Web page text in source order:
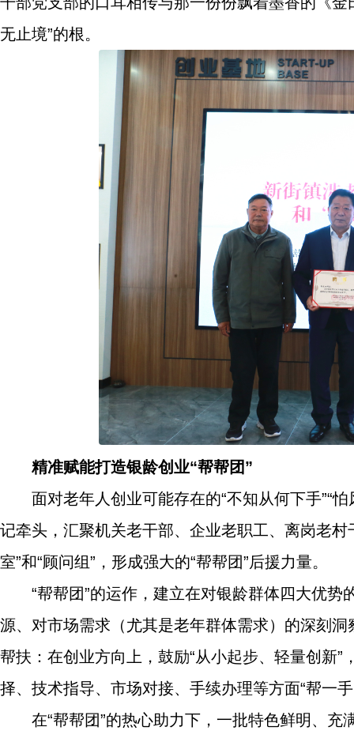
无止境”的根。
精准赋能打造银龄创业“帮帮团”
面对老年人创业可能存在的“不知从何下手”“
记牵头，汇聚机关老干部、企业老职工、离岗老
室”和“顾问组”，形成强大的“帮帮团”后援力量。
“帮帮团”的运作，建立在对银龄群体四大优
源、对市场需求（尤其是老年群体需求）的深刻
帮扶：在创业方向上，鼓励“从小起步、轻量创新”
择、技术指导、市场对接、手续办理等方面“帮一
在“帮帮团”的热心助力下，一批特色鲜明、